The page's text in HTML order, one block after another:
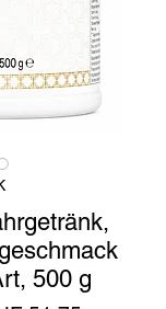
500 g